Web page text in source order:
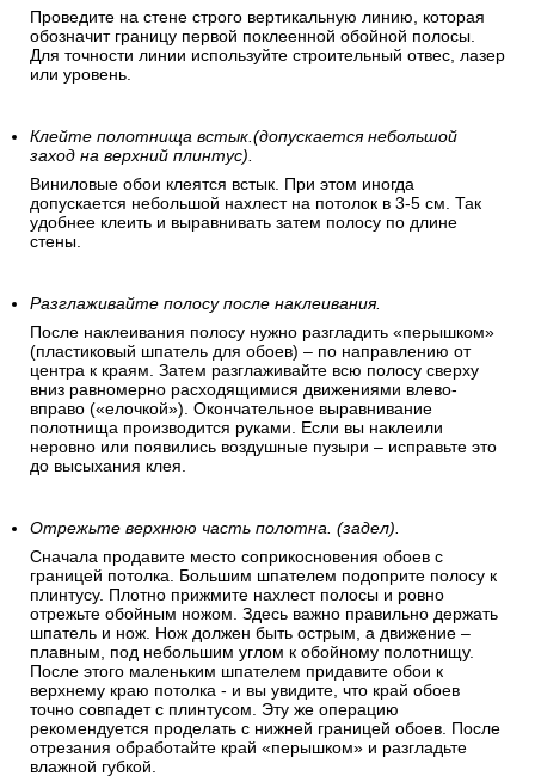
Проведите на стене строго вертикальную линию, которая
обозначит границу первой поклеенной обойной полосы.
Для точности линии используйте строительный отвес, лазер
или уровень.
Клейте полотнища встык.(допускается небольшой
заход на верхний плинтус).
Виниловые обои клеятся встык. При этом иногда
допускается небольшой нахлест на потолок в 3-5 см. Так
удобнее клеить и выравнивать затем полосу по длине
стены.
Разглаживайте полосу после наклеивания.
После наклеивания полосу нужно разгладить «перышком»
(пластиковый шпатель для обоев) – по направлению от
центра к краям. Затем разглаживайте всю полосу сверху
вниз равномерно расходящимися движениями влево-
вправо («елочкой»). Окончательное выравнивание
полотнища производится руками. Если вы наклеили
неровно или появились воздушные пузыри – исправьте это
до высыхания клея.
Отрежьте верхнюю часть полотна. (задел).
Сначала продавите место соприкосновения обоев с
границей потолка. Большим шпателем подоприте полосу к
плинтусу. Плотно прижмите нахлест полосы и ровно
отрежьте обойным ножом. Здесь важно правильно держать
шпатель и нож. Нож должен быть острым, а движение –
плавным, под небольшим углом к обойному полотнищу.
После этого маленьким шпателем придавите обои к
верхнему краю потолка - и вы увидите, что край обоев
точно совпадет с плинтусом. Эту же операцию
рекомендуется проделать с нижней границей обоев. После
отрезания обработайте край «перышком» и разгладьте
влажной губкой.